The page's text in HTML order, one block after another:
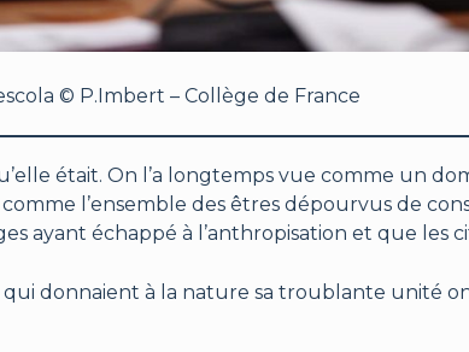
© P.Imbert – Collège de France
était. On l’a longtemps vue comme un
l’ensemble des êtres dépourvus de
ayant échappé à l’anthropisation et que les
donnaient à la nature sa troublante unité